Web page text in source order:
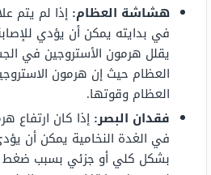
هشاشة العظام: إذا لم يتم
في بدايته يمكن أن يؤدي
يقلل هرمون الأستروجين في
العظام حيث إن هرمون
العظام وقوتها.
فقدان البصر: إذا كان ارتفاع
في الغدة النخامية يمكن أن
بشكل كلي أو جزئي بسبب ضغط